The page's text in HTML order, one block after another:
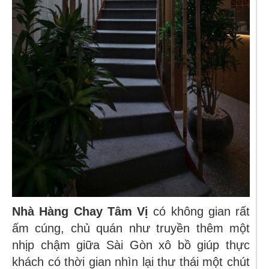
Nhà Hàng Chay Tâm Vị có không gian rất
ấm cúng, chủ quán như truyền thêm một
nhịp chậm giữa Sài Gòn xô bồ giúp thực
khách có thời gian nhìn lại thư thái một chút